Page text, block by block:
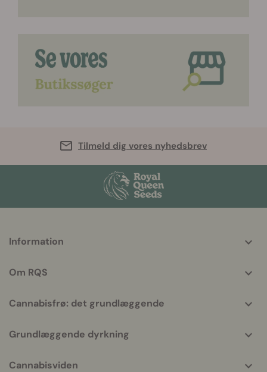
Tilmeld dig vores nyhedsbrev
helpful
Information
Om RQS
Cannabisfrø: det grundlæggende
Grundlæggende dyrkning
Cannabisviden